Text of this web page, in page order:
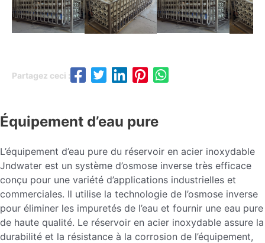
Partagez ceci :
Équipement d’eau pure
L’équipement d’eau pure du réservoir en acier inoxydable
Jndwater est un système d’osmose inverse très efficace
conçu pour une variété d’applications industrielles et
commerciales. Il utilise la technologie de l’osmose inverse
pour éliminer les impuretés de l’eau et fournir une eau pure
de haute qualité. Le réservoir en acier inoxydable assure la
durabilité et la résistance à la corrosion de l’équipement,